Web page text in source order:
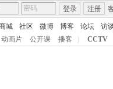
登录 注册
城 社区 微博 博客 论坛 访
动画片 公开课 播客 CCTV